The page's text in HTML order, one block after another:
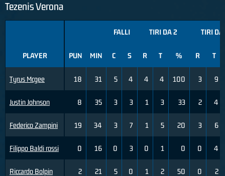
Tezenis Verona
PLAYER
Tyrus Mcgee
Justin Johnson
Federico Zampini
Filippo Baldi rossi
Riccardo Bolpin
FALLI TIRI DA 2 TIRI DA
PUN MIN C S R T % R T
18 31 5 4 4 4 100 3 9
8 35 3 3 1 3 33 2 4
19 34 3 7 1 5 20 3 6
0 16 0 3 0 1 0 0 4
2 21 5 0 1 2 50 0 2